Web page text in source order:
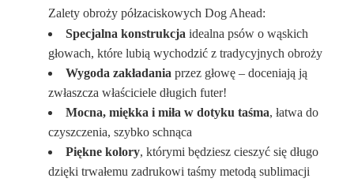
Zalety obroży półzaciskowych Dog Ahead:
Specjalna konstrukcja idealna psów o wąskich
głowach, które lubią wychodzić z tradycyjnych obroży
Wygoda zakładania przez głowę – doceniają ją
zwłaszcza właściciele długich futer!
Mocna, miękka i miła w dotyku taśma, łatwa do
czyszczenia, szybko schnąca
Piękne kolory, którymi będziesz cieszyć się długo
dzięki trwałemu zadrukowi taśmy metodą sublimacji